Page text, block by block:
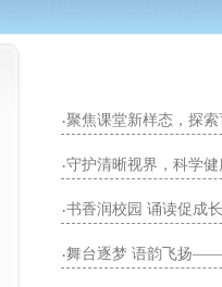
·聚焦课堂新样态，探
·守护清晰视界，科学
·书香润校园 诵读促成
·舞台逐梦 语韵飞扬——